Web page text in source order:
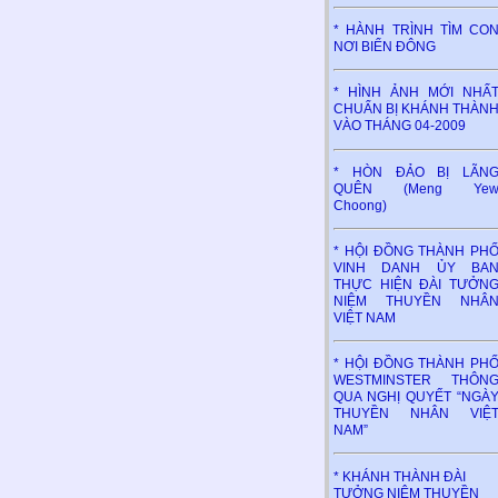
* HÀNH TRÌNH TÌM CON
NƠI BIỂN ĐÔNG
* HÌNH ẢNH MỚI NHẤT
CHUẨN BỊ KHÁNH THÀNH
VÀO THÁNG 04-2009
* HÒN ĐẢO BỊ LÃNG
QUÊN (Meng Yew
Choong)
* HỘI ĐỒNG THÀNH PHỐ
VINH DANH ỦY BAN
THỰC HIỆN ĐÀI TƯỞNG
NIỆM THUYỀN NHÂN
VIỆT NAM
* HỘI ĐỒNG THÀNH PHỐ
WESTMINSTER THÔNG
QUA NGHỊ QUYẾT “NGÀY
THUYỀN NHÂN VIỆT
NAM”
* KHÁNH THÀNH ĐÀI
TƯỞNG NIỆM THUYỀN